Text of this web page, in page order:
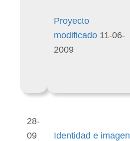
Proyecto
modificado 11-06-
2009
28-
09
Identidad e imagen